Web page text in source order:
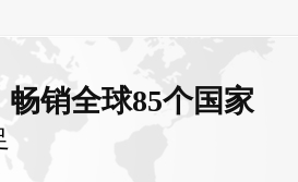
销全球85个国家